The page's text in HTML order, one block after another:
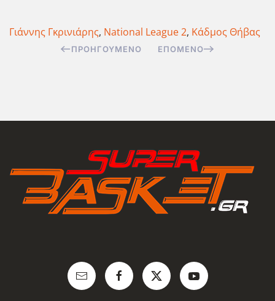
Γιάννης Γκρινιάρης, National League 2, Κάδμος Θήβας
ΠΡΟΗΓΟΎΜΕΝΟ ΕΠΌΜΕΝΟ